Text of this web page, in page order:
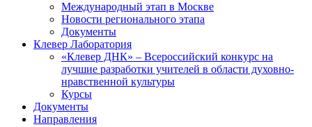
Международный этап в Москве
Новости регионального этапа
Документы
Клевер Лаборатория
«Клевер ДНК» – Всероссийский конкурс на
лучшие разработки учителей в области духовно-
нравственной культуры
Курсы
Документы
Направления